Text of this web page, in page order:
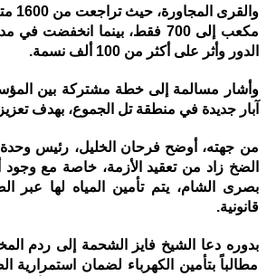
والقرى المجاورة، حيث
الدور وأثر على أكثر من 100 ألف نسمة.
وأشار مسالمة إلى خطة مشتركة بين
آبار جديدة في منطقة تل الجموع، بهدف
من جهته، أوضح فرحان الخليل، رئيس
بصرى الشام، يتم تأمين المياه لها عبر
قانونية.
بدوره دعا الشيخ فايز الشحمة إلى ردم
مطالباً بتأمين الكهرباء لضمان